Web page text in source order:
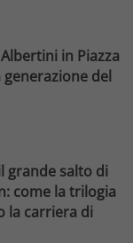
in Piazza
del
grande salto di
come la trilogia
la carriera di